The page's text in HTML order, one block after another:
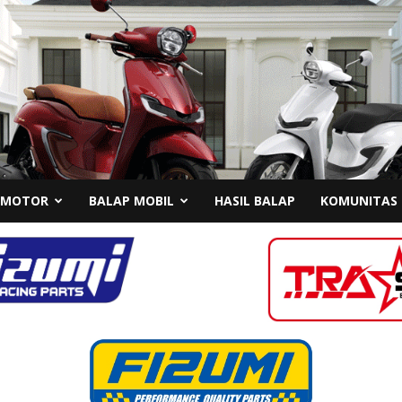
BALAP MOBIL HASIL BALAP KOMUNITAS